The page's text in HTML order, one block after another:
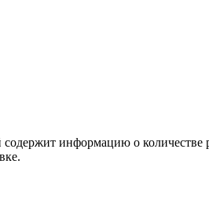
информацию о количестве